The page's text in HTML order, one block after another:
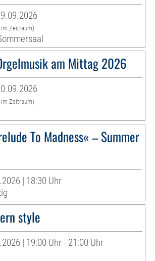
Zeitraum)
am Mittag 2026
Zeitraum)
To Madness« – Summer
| 18:30 Uhr
style
| 19:00 Uhr - 21:00 Uhr